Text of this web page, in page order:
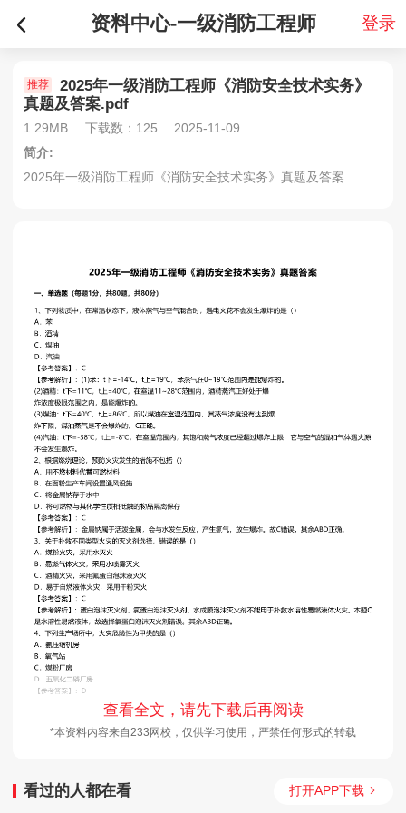
资料中心-一级消防工程师 登录
推荐
2025年一级消防工程师《消防安全技术实务》
真题及答案.pdf
1.29MB 下载数：125
2025-11-09
简介:
2025年一级消防工程师《消防安全技术实务》真题及答案
查看全文，请先下载后再阅读
*本资料内容来自233网校，仅供学习使用，严禁任何形式的转载
看过的人都在看 打开APP下载